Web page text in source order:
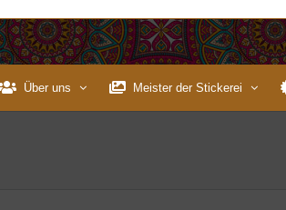
Über uns Meister der Stickerei